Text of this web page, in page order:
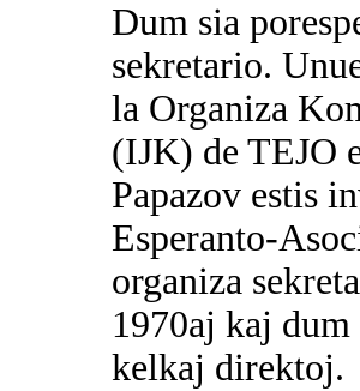
Dum sia
sekretario.
la Organiza
(IJK) de TEJO
Papazov estis
Esperanto-
organiza
1970aj kaj
kelkaj direktoj.